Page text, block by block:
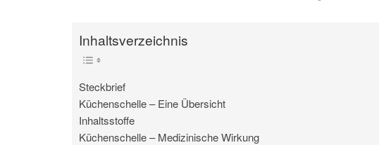
Inhaltsverzeichnis
Steckbrief
Küchenschelle – Eine Übersicht
Inhaltsstoffe
Küchenschelle – Medizinische Wirkung